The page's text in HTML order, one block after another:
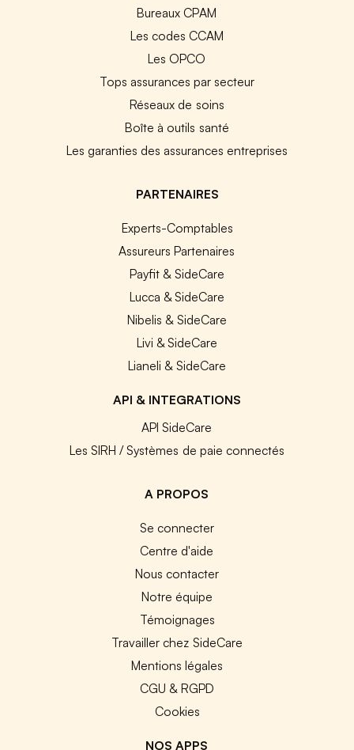
Bureaux CPAM
Les codes CCAM
Les OPCO
Tops assurances par secteur
Réseaux de soins
Boîte à outils santé
Les garanties des assurances entreprises
PARTENAIRES
Experts-Comptables
Assureurs Partenaires
Payfit & SideCare
Lucca & SideCare
Nibelis & SideCare
Livi & SideCare
Lianeli & SideCare
API & INTEGRATIONS
API SideCare
Les SIRH / Systèmes de paie connectés
A PROPOS
Se connecter
Centre d'aide
Nous contacter
Notre équipe
Témoignages
Travailler chez SideCare
Mentions légales
CGU & RGPD
Cookies
NOS APPS